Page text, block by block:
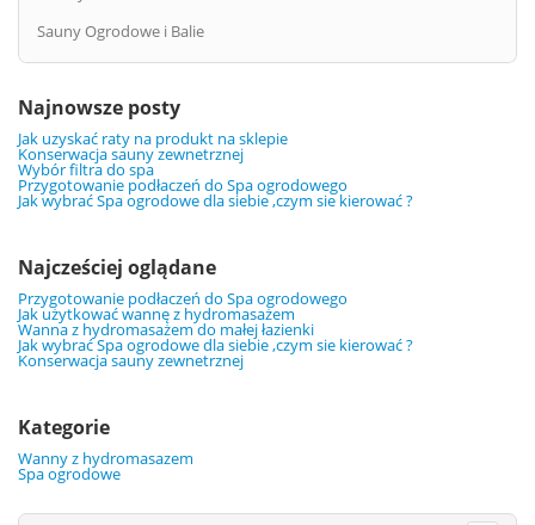
Sauny Ogrodowe i Balie
Najnowsze posty
Jak uzyskać raty na produkt na sklepie
Konserwacja sauny zewnetrznej
Wybór filtra do spa
Przygotowanie podłaczeń do Spa ogrodowego
Jak wybrać Spa ogrodowe dla siebie ,czym sie kierować ?
Najcześciej oglądane
Przygotowanie podłaczeń do Spa ogrodowego
Jak użytkować wannę z hydromasażem
Wanna z hydromasażem do małej łazienki
Jak wybrać Spa ogrodowe dla siebie ,czym sie kierować ?
Konserwacja sauny zewnetrznej
Kategorie
Wanny z hydromasazem
Spa ogrodowe